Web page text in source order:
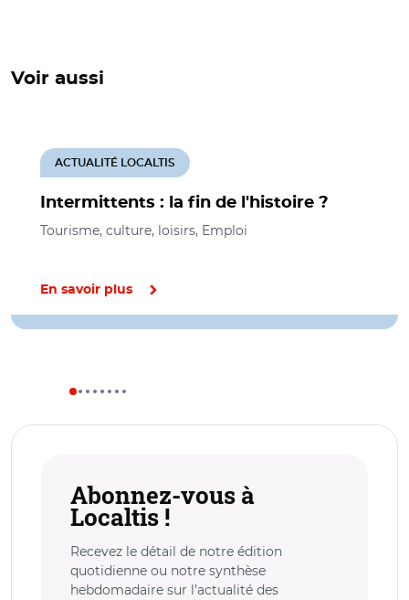
Voir aussi
Intermittents : la fin de l'histoire ?
ACTUALITÉ LOCALTIS
Tourisme, culture, loisirs, Emploi
En savoir plus
Abonnez-vous à
Localtis !
Recevez le détail de notre édition
quotidienne ou notre synthèse
hebdomadaire sur l’actualité des